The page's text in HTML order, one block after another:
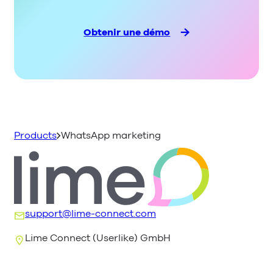
Obtenir une démo
Products WhatsApp marketing
support@lime-connect.com
Lime Connect (Userlike) GmbH